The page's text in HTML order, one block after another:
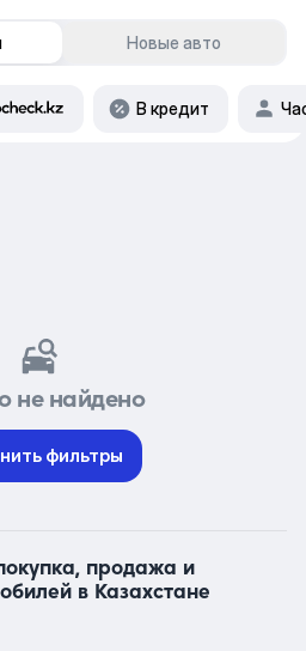
Новые авто
В кредит
не найдено
фильтры
продажа и
в Казахстане